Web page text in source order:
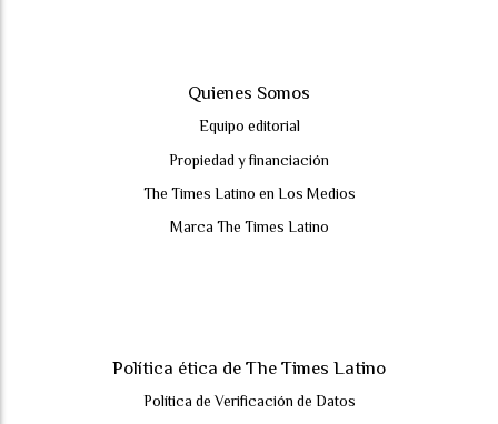
Quienes Somos
Equipo editorial
Propiedad y financiación
The Times Latino en Los Medios
Marca The Times Latino
Política ética de The Times Latino
Política de Verificación de Datos